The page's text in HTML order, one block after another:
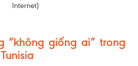
Internet)
“không giống ai” trong